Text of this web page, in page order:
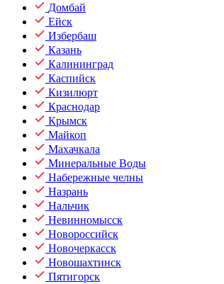
Домбай
Ейск
Избербаш
Казань
Калининград
Каспийск
Кизилюрт
Краснодар
Крымск
Майкоп
Махачкала
Минеральные Воды
Набережные челны
Назрань
Нальчик
Невинномысск
Новороссийск
Новочеркасск
Новошахтинск
Пятигорск